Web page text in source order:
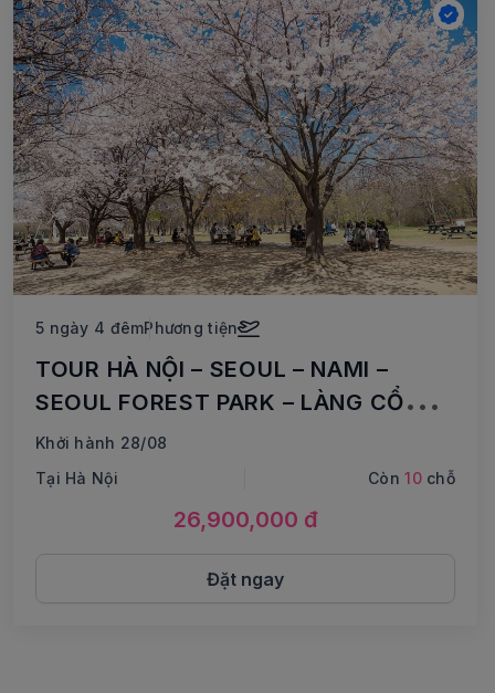
5 ngày 4 đêmPhương tiện
TOUR HÀ NỘI – SEOUL – NAMI –
SEOUL FOREST PARK – LÀNG CỔ
EUNPYEONG HANOK – ĐẠI HỌC NỮ
SINH EWHA – CHỢ TRUYỀN THỐNG
Khởi hành 28/08
Tại Hà Nội
Còn10chỗ
26,900,000 đ
Đặt ngay